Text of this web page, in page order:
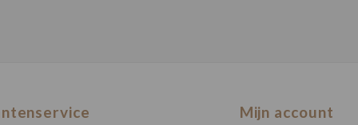
Mijn account